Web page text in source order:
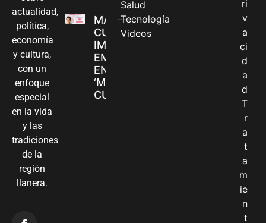
actualidad,
política,
economía
y cultura,
con un
enfoque
especial
en la vida
y las
tradiciones
de la
región
llanera.
MADRES
CUIDADORAS
IMPULSAN SUS
EMPRENDIMIENTOS
EN LA FERIA
‘MANOS QUE
CUIDAN Y CREAN’
Salud
Tecnología
Videos
ri
v
a
ci
d
a
d
T
r
a
t
a
m
ie
n
t